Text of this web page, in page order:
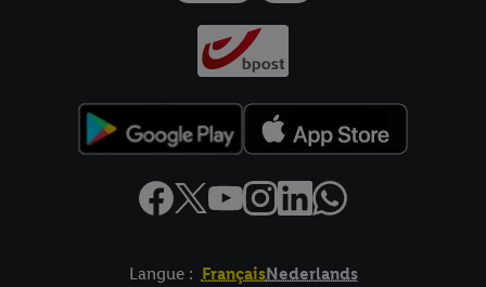
Langue : FrançaisNederlands